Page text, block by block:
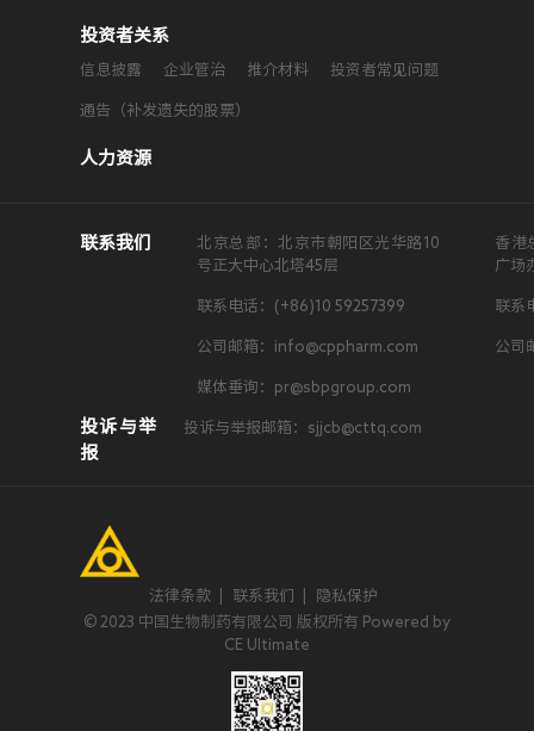
投资者关系
信息披露 企业管治 推介材料 投资者常见问题
通告（补发遗失的股票）
人力资源
联系我们
北京总部：北京市朝阳区光华路10
号正大中心北塔45层
联系电话：(+86)10 59257399
公司邮箱：info@cppharm.com
媒体垂询：pr@sbpgroup.com
香港
广场
联系
公司
投诉与举
报
投诉与举报邮箱：sjjcb@cttq.com
法律条款 联系我们
隐私保护
© 2023 中国生物制药有限公司 版权所有 Powered by
CE Ultimate